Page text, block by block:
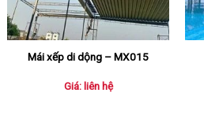
Mái xếp di dộng – MX015
Giá: liên hệ